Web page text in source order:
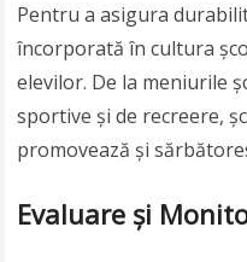
Pentru a asigura
încorporată în cultura
elevilor. De la meniurile
sportive și de recreere,
promovează și
Evaluare și